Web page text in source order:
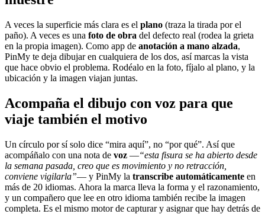
A veces la superficie más clara es el plano (traza la tirada por el
paño). A veces es una foto de obra del defecto real (rodea la grieta
en la propia imagen). Como app de anotación a mano alzada,
PinMy te deja dibujar en cualquiera de los dos, así marcas la vista
que hace obvio el problema. Rodéalo en la foto, fíjalo al plano, y la
ubicación y la imagen viajan juntas.
Acompaña el dibujo con voz para que
viaje también el motivo
Un círculo por sí solo dice “mira aquí”, no “por qué”. Así que
acompáñalo con una nota de voz —“esta fisura se ha abierto desde
la semana pasada, creo que es movimiento y no retracción,
conviene vigilarla”— y PinMy la transcribe automáticamente en
más de 20 idiomas. Ahora la marca lleva la forma y el razonamiento,
y un compañero que lee en otro idioma también recibe la imagen
completa. Es el mismo motor de capturar y asignar que hay detrás de